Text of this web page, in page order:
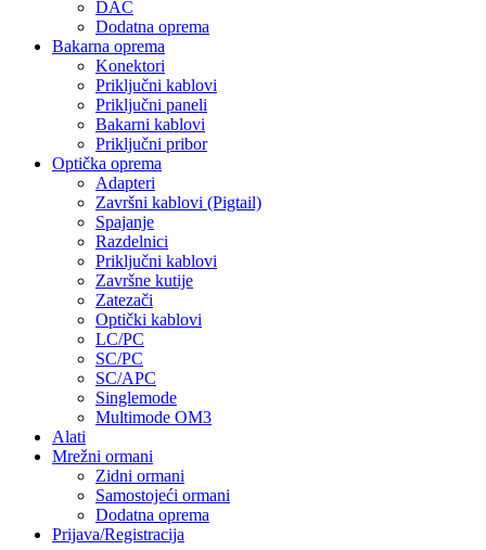
DAC
Dodatna oprema
Bakarna oprema
Konektori
Priključni kablovi
Priključni paneli
Bakarni kablovi
Priključni pribor
Optička oprema
Adapteri
Završni kablovi (Pigtail)
Spajanje
Razdelnici
Priključni kablovi
Završne kutije
Zatezači
Optički kablovi
LC/PC
SC/PC
SC/APC
Singlemode
Multimode OM3
Alati
Mrežni ormani
Zidni ormani
Samostojeći ormani
Dodatna oprema
Prijava/Registracija